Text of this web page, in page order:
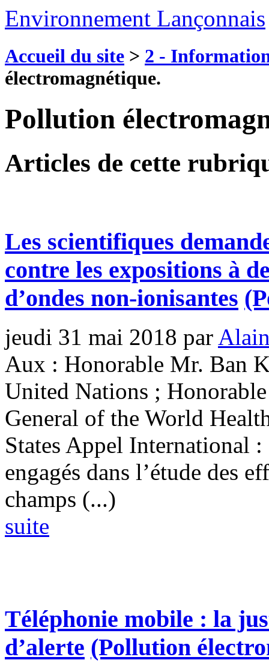
Environnement Lançonnais
Accueil du site > 2 -
électromagnétique.
Pollution
Articles de cette
Les scientifiques
contre les expositions à
d’ondes non-ionisantes
jeudi 31 mai 2018 par
Aux : Honorable Mr. Ban
United Nations ;
General of the World
States Appel International
engagés dans l’étude des
champs (...)
suite
Téléphonie mobile : la
d’alerte (Pollution